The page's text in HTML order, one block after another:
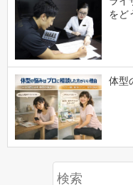
をど
体型